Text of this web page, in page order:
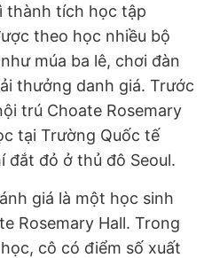
thành tích học tập
theo học nhiều bộ
múa ba lê, chơi đàn
thưởng danh giá. Trước
trú Choate Rosemary
tại Trường Quốc tế
đắt đỏ ở thủ đô Seoul.
giá là một học sinh
Rosemary Hall. Trong
cô có điểm số xuất